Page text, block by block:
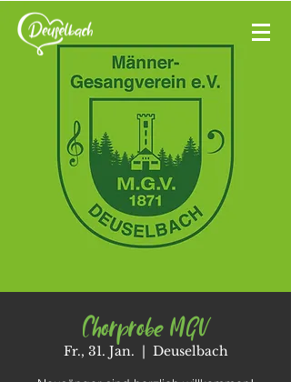
Chorprobe MGV
Fr., 31. Jan.
  |
Deuselbach